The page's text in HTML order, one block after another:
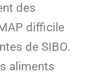
des
difficile
de SIBO.
aliments